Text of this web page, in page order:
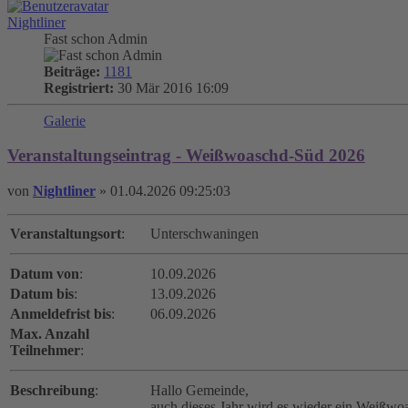
Nightliner
Fast schon Admin
Beiträge: 1181
Registriert: 30 Mär 2016 16:09
Galerie
Veranstaltungseintrag - Weißwoaschd-Süd 2026
von Nightliner » 01.04.2026 09:25:03
Veranstaltungsort: Unterschwaningen
Datum von:
10.09.2026
Datum bis:
13.09.2026
Anmeldefrist bis:
06.09.2026
Max. Anzahl
Teilnehmer:
Beschreibung:
Hallo Gemeinde,